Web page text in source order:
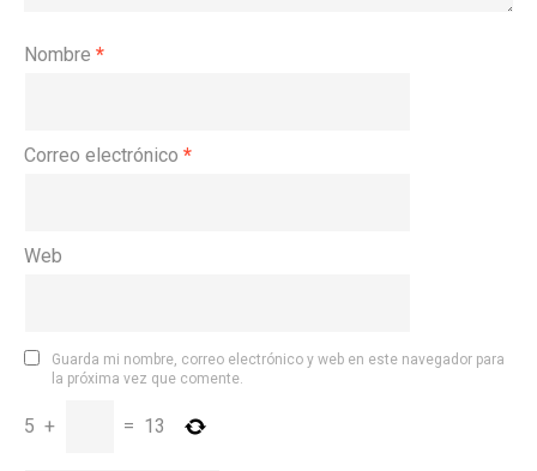
Nombre *
Correo electrónico *
Web
Guarda mi nombre, correo electrónico y web en este navegador para
la próxima vez que comente.
5 + = 13